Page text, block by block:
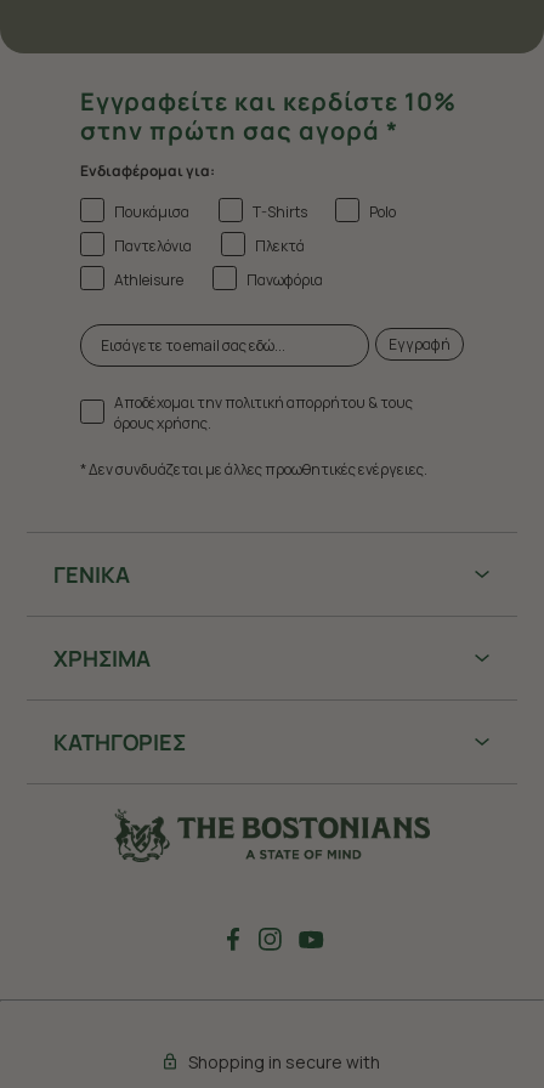
ΓΕΝΙΚΑ
ΧΡHΣΙΜΑ
ΚΑΤΗΓΟΡΙΕΣ
Εγγραφείτε και κερδίστε 10%
στην πρώτη σας αγορά *
Ενδιαφέρομαι για:
Πουκάμισα
T-Shirts
Polo
Παντελόνια
Πλεκτά
Athleisure
Πανωφόρια
Εγγραφή
Αποδέχομαι την πολιτική απορρήτου & τους
όρους χρήσης.
* Δεν συνδυάζεται με άλλες προωθητικές ενέργειες.
Shopping in secure with